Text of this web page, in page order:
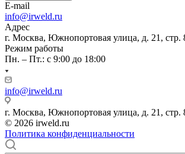
E-mail
info@irweld.ru
Адрес
г. Москва, Южнопортовая улица, д. 21, стр.
Режим работы
Пн. – Пт.: с 9:00 до 18:00
info@irweld.ru
г. Москва, Южнопортовая улица, д. 21, стр.
© 2026 irweld.ru
Политика конфиденциальности